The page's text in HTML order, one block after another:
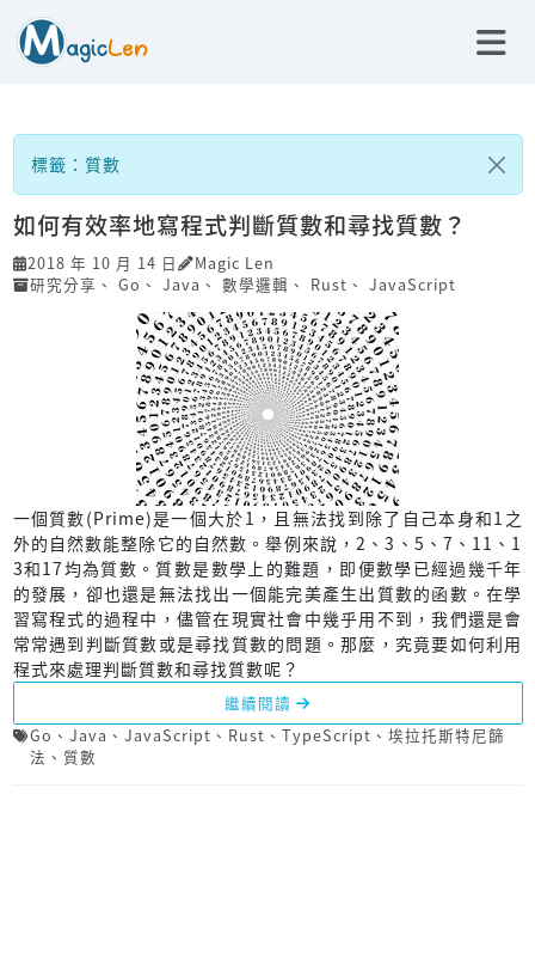
標籤：質數
如何有效率地寫程式判斷質數和尋找質數？
2018 年 10 月 14 日
Magic Len
研究分享 、 Go 、 Java 、 數學邏輯 、 Rust 、 JavaScript
一個質數(Prime)是一個大於1，且無法找到除了自己本身和1之
外的自然數能整除它的自然數。舉例來說，2、3、5、7、11、1
3和17均為質數。質數是數學上的難題，即便數學已經過幾千年
的發展，卻也還是無法找出一個能完美產生出質數的函數。在學
習寫程式的過程中，儘管在現實社會中幾乎用不到，我們還是會
常常遇到判斷質數或是尋找質數的問題。那麼，究竟要如何利用
程式來處理判斷質數和尋找質數呢？
繼續閱讀
Go 、 Java 、 JavaScript 、 Rust 、 TypeScript 、 埃拉托斯特尼篩
法 、 質數